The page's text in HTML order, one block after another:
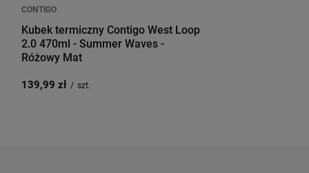
CONTIGO
Kubek termiczny Contigo West Loop
2.0 470ml - Summer Waves -
Różowy Mat
139,99 zł / szt.